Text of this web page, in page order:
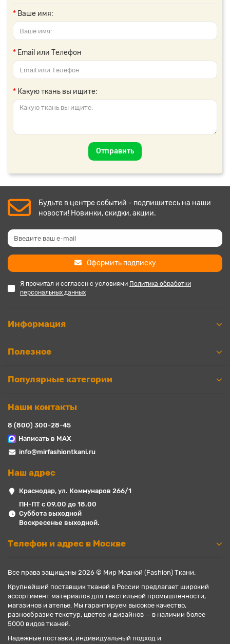
Ваше имя:
Email или Телефон
Какую ткань вы ищите:
Отправить
Будьте в центре событий - подпишитесь на наши
новости! Новинки, скидки, акции.
Оформить подписку
Я прочитал и согласен с условиями Политика обработки
персональных данных
Информация
Полезное
Популярные категории
Наши контакты
8 (800) 300-28-45
Написать в MAX
info@mirfashiontkani.ru
Наш адрес
Краснодар, ул. Коммунаров 266/1
ПН-ПТ с 09.00 до 18.00
Суббота выходной
Воскресенье выходной.
Телефон и адрес в Москве
Все права защищены 2026 © Мир Модной (Fashion) Ткани.
Крупнейший поставщик тканей в России предлагает широкий
ассортимент материалов для текстильной промышленности,
магазинов и ателье. Мы гарантируем высокое качество,
разнообразие текстур, цветов и дизайнов — в наличии более
5000 видов тканей.
Надежные поставки, индивидуальный подход и